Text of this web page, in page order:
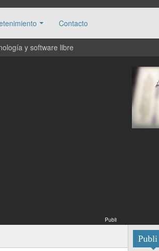
Contacto
y software libre
Publi
Publi